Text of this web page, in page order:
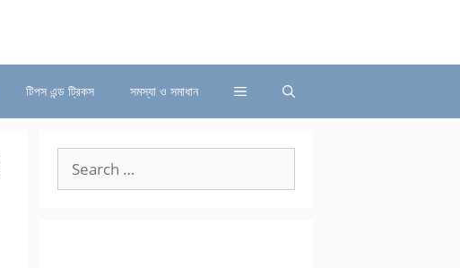
টিপস এন্ড ট্রিকস সমস্যা ও সমাধান
for: